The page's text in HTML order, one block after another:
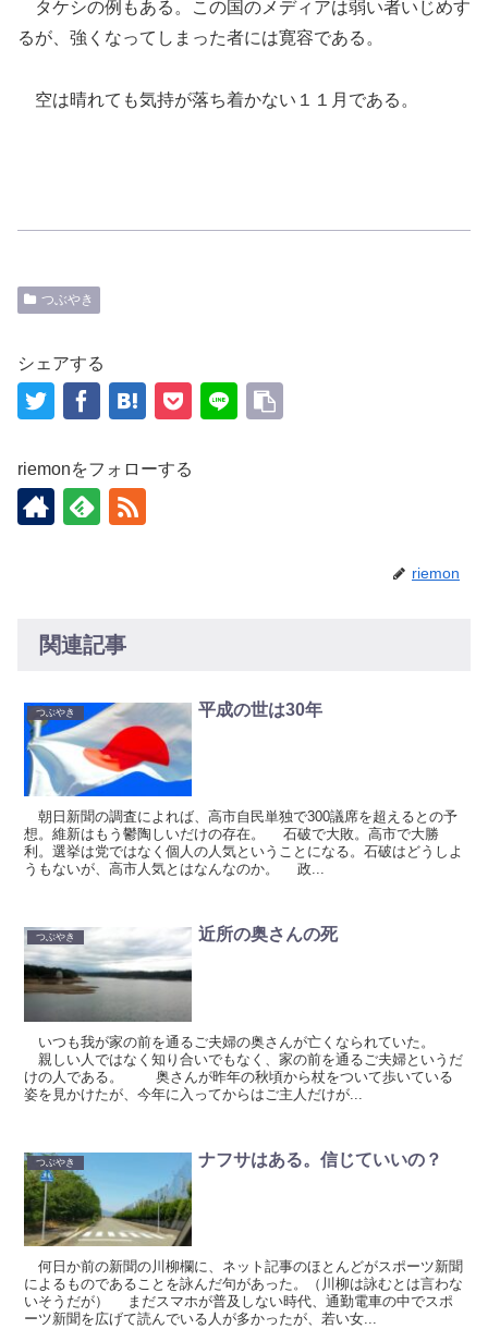
タケシの例もある。この国のメディアは弱い者いじめす
るが、強くなってしまった者には寛容である。
空は晴れても気持が落ち着かない１１月である。
つぶやき
シェアする
riemonをフォローする
riemon
関連記事
つぶやき 平成の世は30年
朝日新聞の調査によれば、高市自民単独で300議席を超えるとの予
想。維新はもう鬱陶しいだけの存在。 石破で大敗。高市で大勝
利。選挙は党ではなく個人の人気ということになる。石破はどうしよ
うもないが、高市人気とはなんなのか。 政...
つぶやき 近所の奥さんの死
いつも我が家の前を通るご夫婦の奥さんが亡くなられていた。
親しい人ではなく知り合いでもなく、家の前を通るご夫婦というだ
けの人である。 奥さんが昨年の秋頃から杖をついて歩いている
姿を見かけたが、今年に入ってからはご主人だけが...
つぶやき ナフサはある。信じていいの？
何日か前の新聞の川柳欄に、ネット記事のほとんどがスポーツ新聞
によるものであることを詠んだ句があった。（川柳は詠むとは言わな
いそうだが） まだスマホが普及しない時代、通勤電車の中でスポ
ーツ新聞を広げて読んでいる人が多かったが、若い女...